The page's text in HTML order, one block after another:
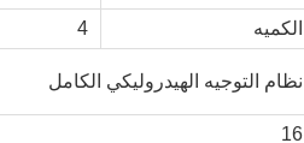
الكميه 4
نظام التوجيه الهيدروليكي الكامل
16